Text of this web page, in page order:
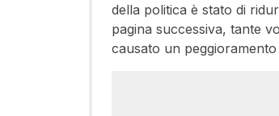
della politica è stato di
pagina successiva, tante
causato un